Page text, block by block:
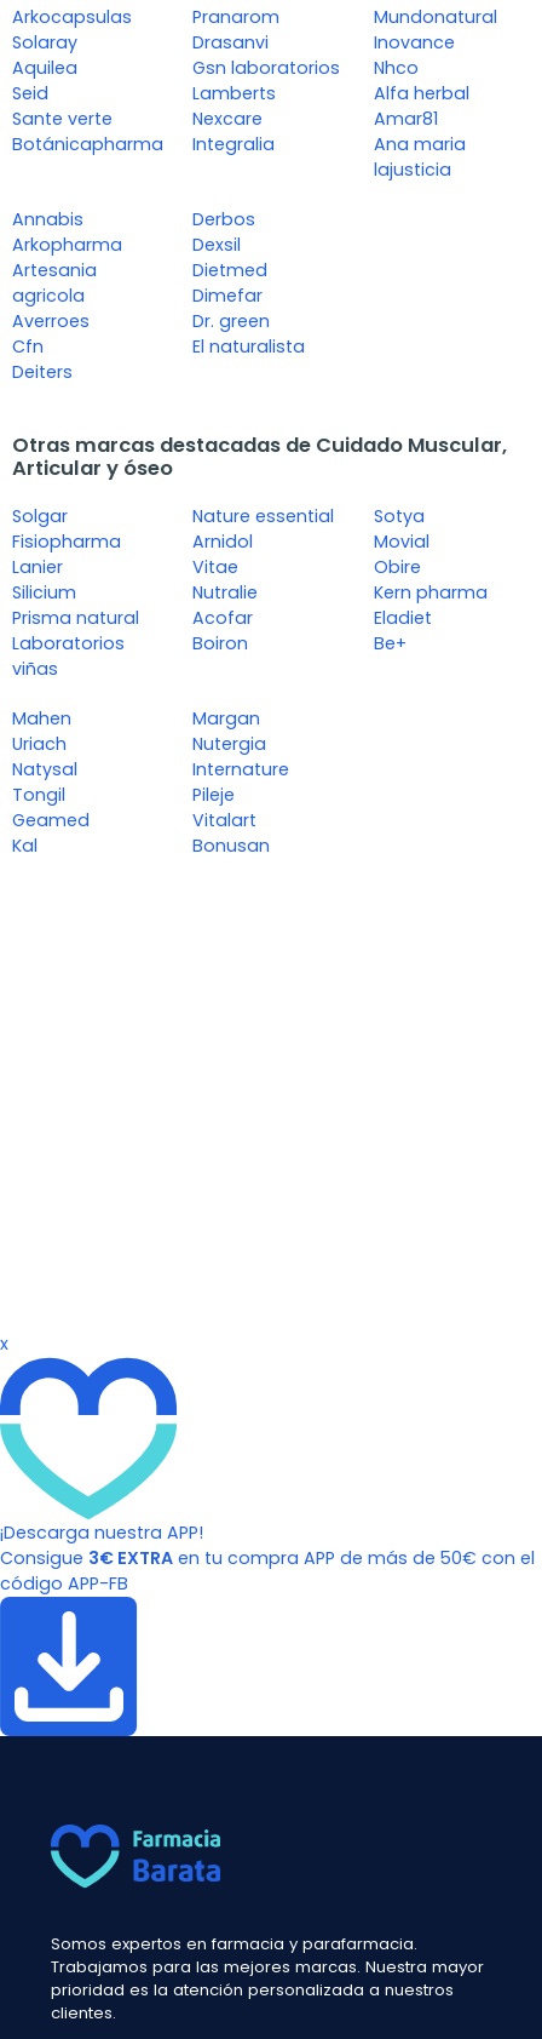
Arkocapsulas
Solaray
Aquilea
Seid
Sante verte
Botánicapharma
Pranarom
Drasanvi
Gsn laboratorios
Lamberts
Nexcare
Integralia
Mundonatural
Inovance
Nhco
Alfa herbal
Amar81
Ana maria
lajusticia
Annabis
Arkopharma
Artesania
agricola
Averroes
Cfn
Deiters
Derbos
Dexsil
Dietmed
Dimefar
Dr. green
El naturalista
Otras marcas destacadas de Cuidado Muscular,
Articular y óseo
Solgar
Fisiopharma
Lanier
Silicium
Prisma natural
Laboratorios
viñas
Nature essential
Arnidol
Vitae
Nutralie
Acofar
Boiron
Sotya
Movial
Obire
Kern pharma
Eladiet
Be+
Mahen
Uriach
Natysal
Tongil
Geamed
Kal
Margan
Nutergia
Internature
Pileje
Vitalart
Bonusan
x
¡Descarga nuestra APP!
Consigue 3€ EXTRA en tu compra APP de más de 50€ con el
código APP-FB
Somos expertos en farmacia y parafarmacia.
Trabajamos para las mejores marcas. Nuestra mayor
prioridad es la atención personalizada a nuestros
clientes.